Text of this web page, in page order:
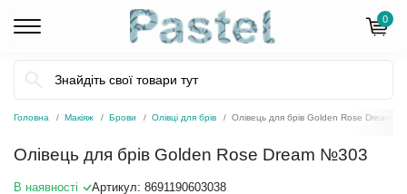
0
Головна Макіяж Брови Олівці для брів Олівець для брів Golden Rose Dream
Олівець для брів Golden Rose Dream №303
В наявності Артикул: 8691190603038